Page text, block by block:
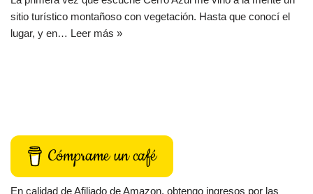
sitio turístico montañoso con vegetación. Hasta que conocí el
lugar, y en… Leer más »
Cómprame un café
En calidad de Afiliado de Amazon, obtengo ingresos por las